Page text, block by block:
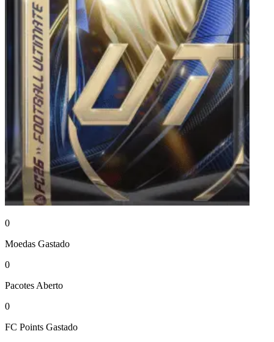
0
Moedas Gastado
0
Pacotes Aberto
0
FC Points Gastado